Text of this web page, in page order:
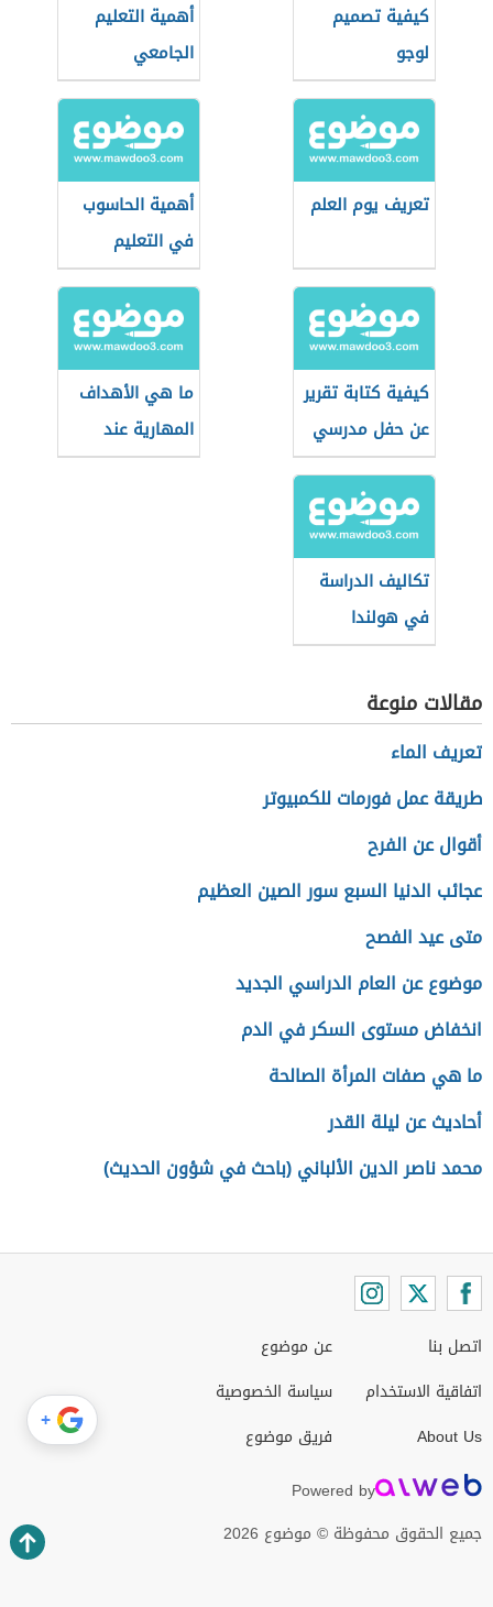
كيفية تصميم
لوجو
أهمية التعليم
الجامعي
تعريف يوم العلم
أهمية الحاسوب
في التعليم
كيفية كتابة تقرير
عن حفل مدرسي
ما هي الأهداف
المهارية عند
بلوم؟
تكاليف الدراسة
في هولندا
مقالات منوعة
تعريف الماء
طريقة عمل فورمات للكمبيوتر
أقوال عن الفرح
عجائب الدنيا السبع سور الصين العظيم
متى عيد الفصح
موضوع عن العام الدراسي الجديد
انخفاض مستوى السكر في الدم
ما هي صفات المرأة الصالحة
أحاديث عن ليلة القدر
محمد ناصر الدين الألباني (باحث في شؤون الحديث)
اتصل بنا
اتفاقية الاستخدام
About Us
عن موضوع
سياسة الخصوصية
فريق موضوع
Powered by
جميع الحقوق محفوظة © موضوع 2026
+